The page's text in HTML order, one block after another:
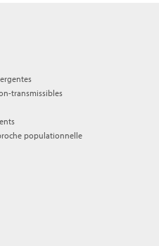
transmissibles
populationnelle